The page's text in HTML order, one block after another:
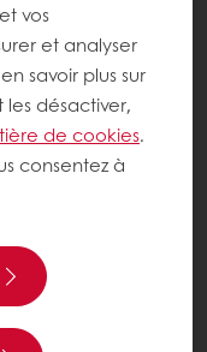
vos
et analyser
savoir plus sur
désactiver,
de cookies.
consentez à